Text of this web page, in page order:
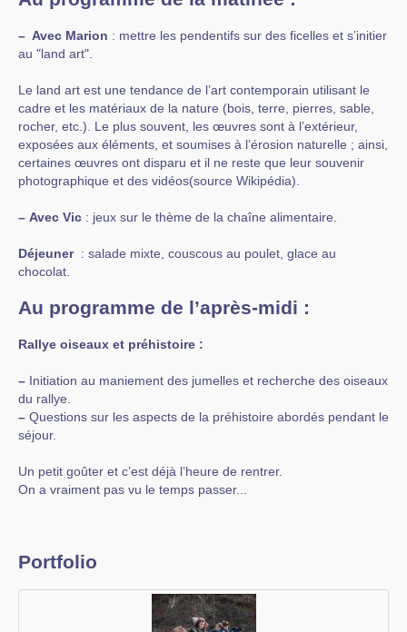
– Avec Marion : mettre les pendentifs sur des ficelles et s’initier
au "land art".
Le land art est une tendance de l’art contemporain utilisant le
cadre et les matériaux de la nature (bois, terre, pierres, sable,
rocher, etc.). Le plus souvent, les œuvres sont à l’extérieur,
exposées aux éléments, et soumises à l’érosion naturelle ; ainsi,
certaines œuvres ont disparu et il ne reste que leur souvenir
photographique et des vidéos(source Wikipédia).
– Avec Vic : jeux sur le thème de la chaîne alimentaire.
Déjeuner : salade mixte, couscous au poulet, glace au
chocolat.
Au programme de l’après-midi :
Rallye oiseaux et préhistoire :
– Initiation au maniement des jumelles et recherche des oiseaux
du rallye.
– Questions sur les aspects de la préhistoire abordés pendant le
séjour.
Un petit goûter et c’est déjà l’heure de rentrer.
On a vraiment pas vu le temps passer...
Portfolio